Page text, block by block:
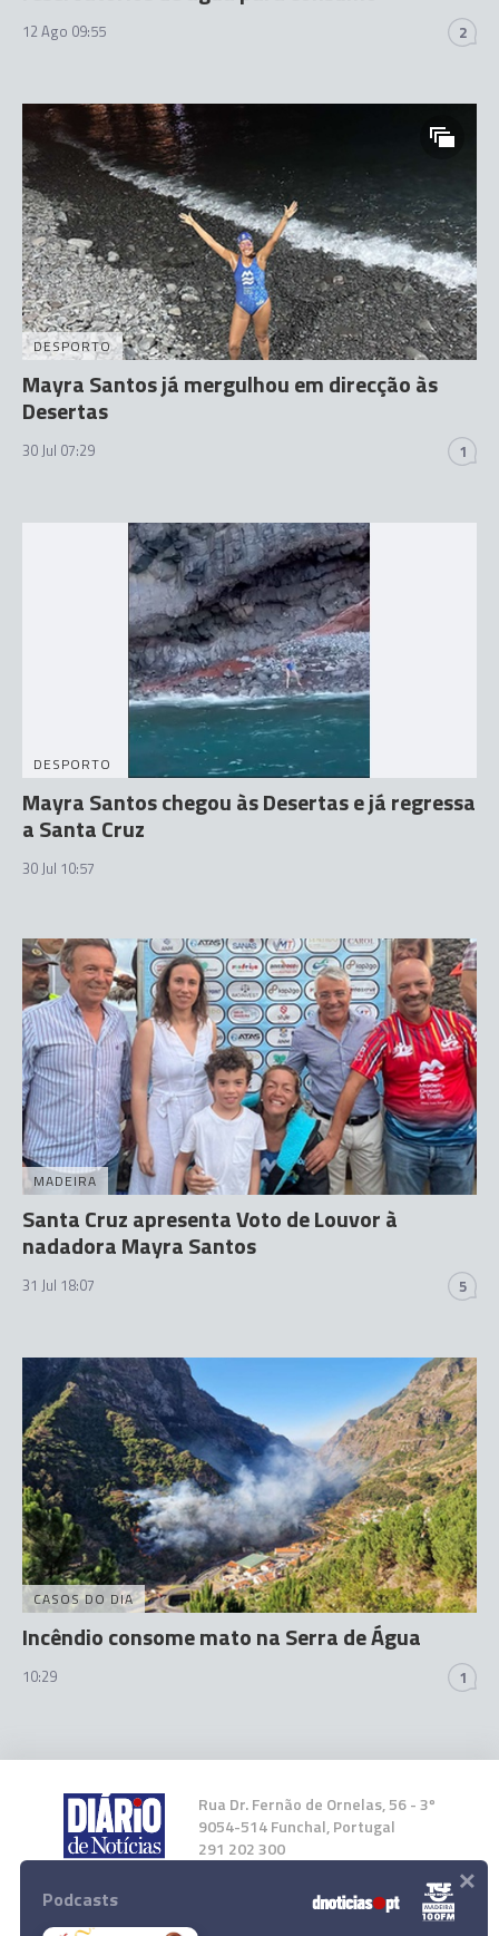
12 Ago 09:55 2
DESPORTO
Mayra Santos já mergulhou em direcção às
Desertas
30 Jul 07:29 1
DESPORTO
Mayra Santos chegou às Desertas e já regressa
a Santa Cruz
30 Jul 10:57
MADEIRA
Santa Cruz apresenta Voto de Louvor à
nadadora Mayra Santos
31 Jul 18:07 5
CASOS DO DIA
Incêndio consome mato na Serra de Água
10:29 1
Rua Dr. Fernão de Ornelas, 56 - 3º
9054-514 Funchal, Portugal
291 202 300
Instale a nossa App
Podcasts ×